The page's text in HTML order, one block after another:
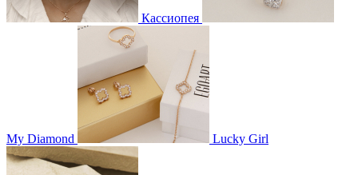
Кассиопея
My Diamond Lucky Girl